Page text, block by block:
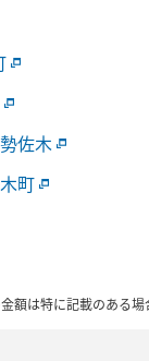
佐木
町
額は特に記載のある場